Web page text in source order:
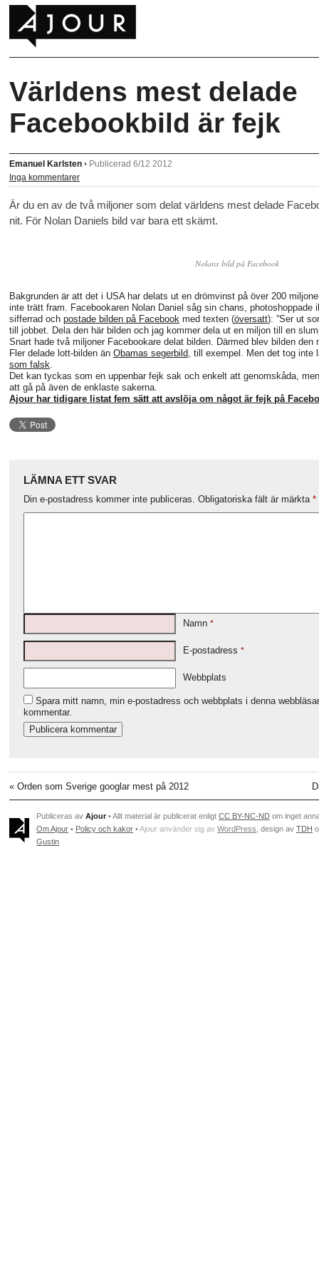
Världens mest delade
Facebookbild är fejk
Emanuel Karlsten • Publicerad 6/12 2012
Inga kommentarer
Är du en av de två miljoner som delat världens mest delade
nit. För Nolan Daniels bild var bara ett skämt.
Nolans bild på Facebook
Bakgrunden är att det i USA har delats ut en drömvinst på över 200
inte trätt fram. Facebookaren Nolan Daniel såg sin chans, photoshoppade
sifferrad och postade bilden på Facebook med texten (översatt): ”Ser ut
till jobbet. Dela den här bilden och jag kommer dela ut en miljon till en
Snart hade två miljoner Facebookare delat bilden. Därmed blev bilden
Fler delade lott-bilden än Obamas segerbild , till exempel. Men det tog
som falsk
Det kan tyckas som en uppenbar fejk sak och enkelt att genomskåda,
att gå på även de enklaste sakerna.
Ajour har tidigare listat fem sätt att avslöja om något är fejk på
LÄMNA ETT SVAR
Din e-postadress kommer inte publiceras. Obligatoriska fält är märkta *
Namn *
E-postadress *
Webbplats
Spara mitt namn, min e-postadress och webbplats i denna
kommentar.
« Orden som Sverige googlar mest på 2012
Publiceras av Ajour • Allt material är publicerat enligt CC BY-NC-ND om inget
Om Ajour • Policy och kakor •Ajour använder sig av WordPress , design av TDH
Gustin